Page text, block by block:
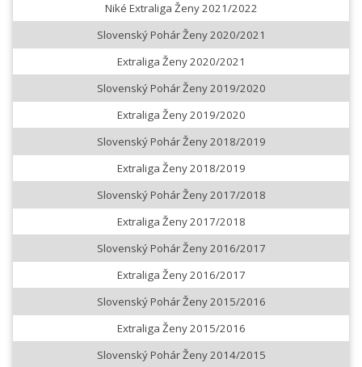
Niké Extraliga Ženy 2021/2022
Slovenský Pohár Ženy 2020/2021
Extraliga Ženy 2020/2021
Slovenský Pohár Ženy 2019/2020
Extraliga Ženy 2019/2020
Slovenský Pohár Ženy 2018/2019
Extraliga Ženy 2018/2019
Slovenský Pohár Ženy 2017/2018
Extraliga Ženy 2017/2018
Slovenský Pohár Ženy 2016/2017
Extraliga Ženy 2016/2017
Slovenský Pohár Ženy 2015/2016
Extraliga Ženy 2015/2016
Slovenský Pohár Ženy 2014/2015